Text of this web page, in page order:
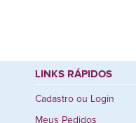
LINKS RÁPIDOS
Cadastro ou Login
Meus Pedidos